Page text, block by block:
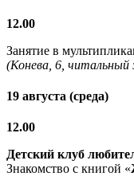
12.00
Занятие в
(Конева, 6, читальный
19 августа (среда)
12.00
Детский клуб
Знакомство с книгой «